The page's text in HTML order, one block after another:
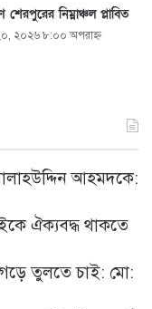
শেরপুরের নিম্নাঞ্চল প্লাবিত
২০২৬ ৮:০০ অপরাহ্ণ
আহমদকে:
ঐক্যবদ্ধ থাকতে
গড়ে তুলতে চাই: মো: